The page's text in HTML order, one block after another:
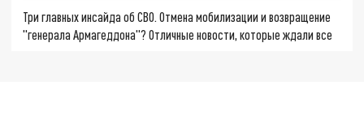
Три главных инсайда об СВО. Отмена мобилизации и возвращение
"генерала Армагеддона"? Отличные новости, которые ждали все